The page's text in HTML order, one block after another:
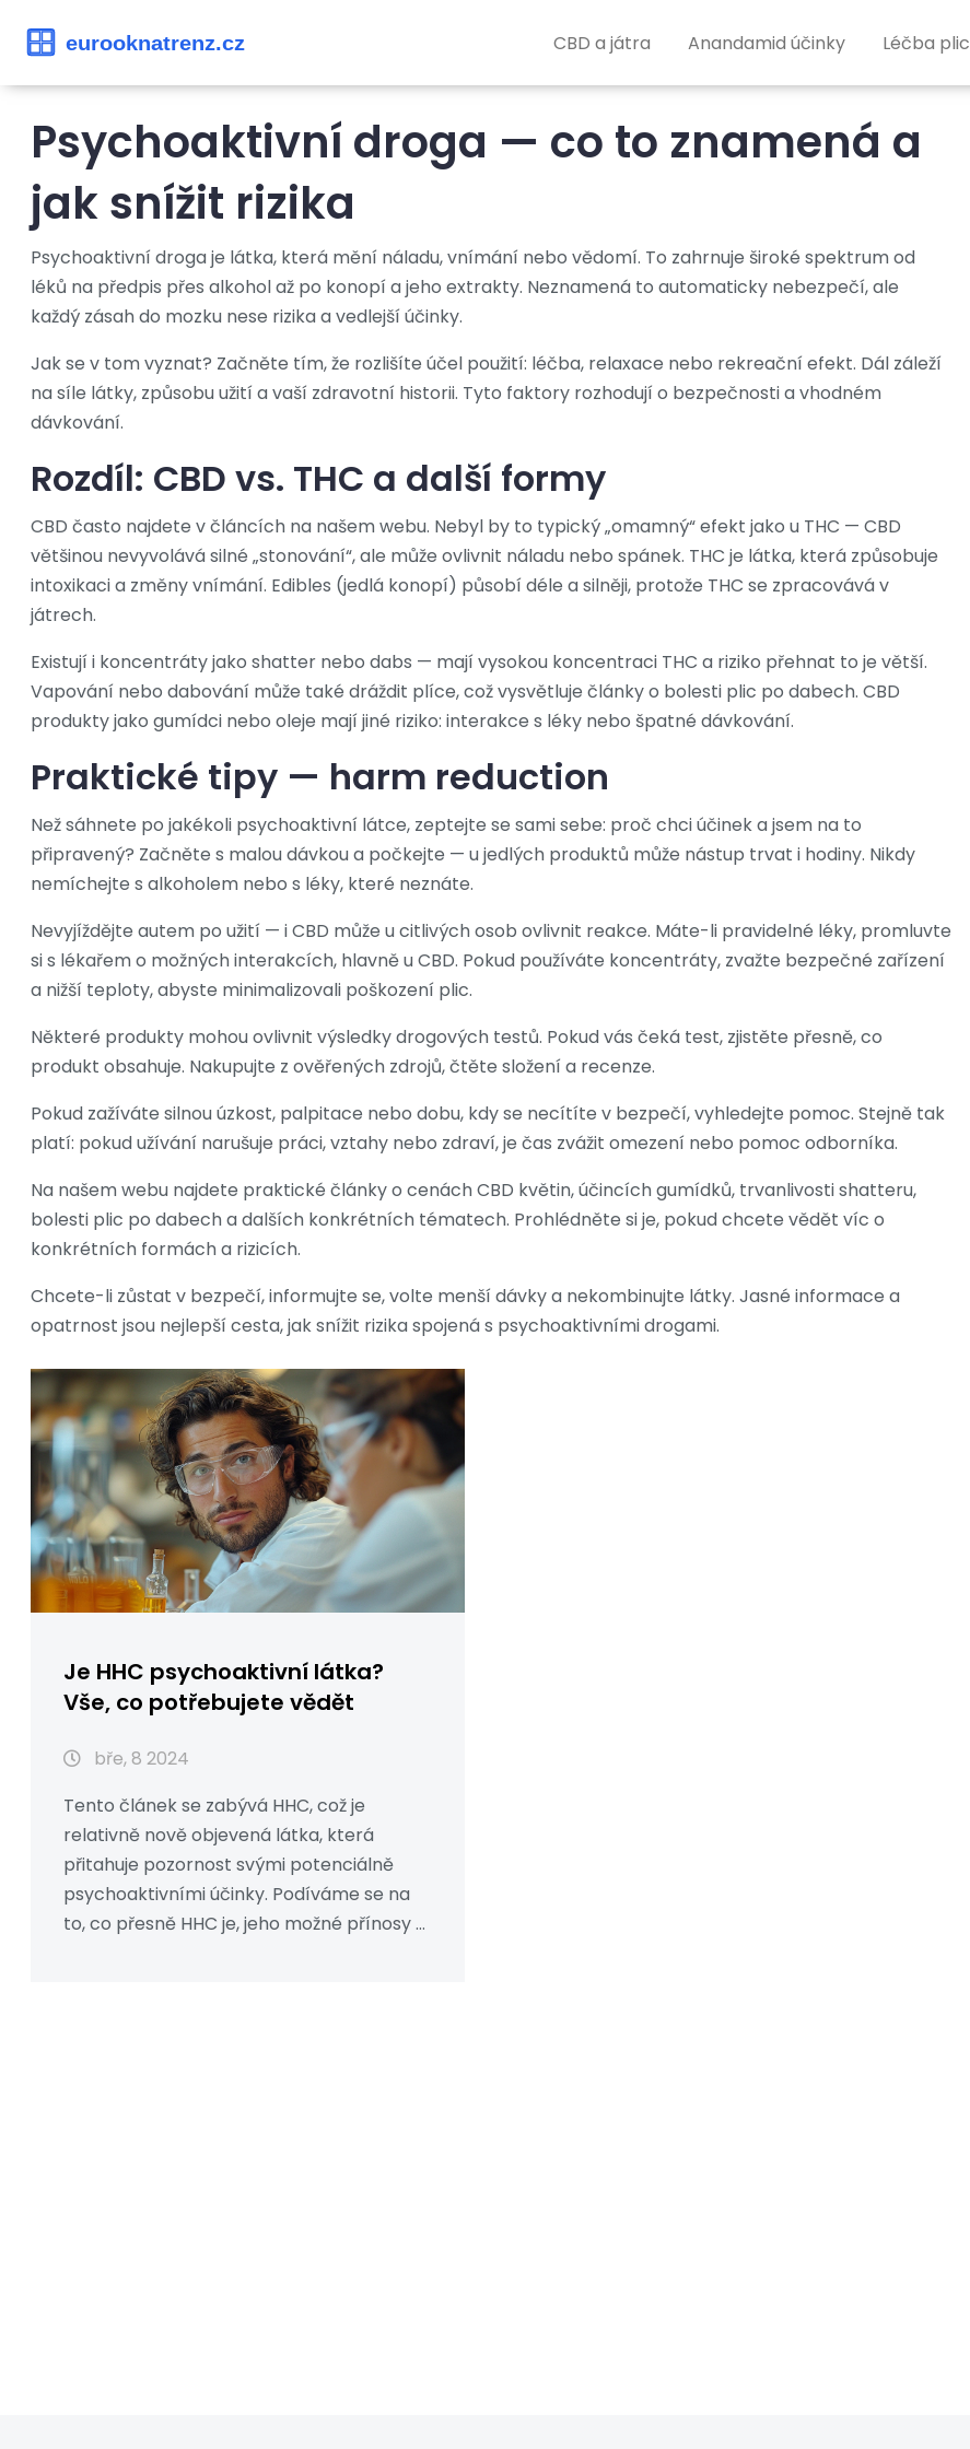
CBD a játra Anandamid účinky Léčba plic
Psychoaktivní droga — co to znamená a
jak snížit rizika
Psychoaktivní droga je látka, která mění náladu, vnímání nebo vědomí. To zahrnuje široké spektrum od
léků na předpis přes alkohol až po konopí a jeho extrakty. Neznamená to automaticky nebezpečí, ale
každý zásah do mozku nese rizika a vedlejší účinky.
Jak se v tom vyznat? Začněte tím, že rozlišíte účel použití: léčba, relaxace nebo rekreační efekt. Dál záleží
na síle látky, způsobu užití a vaší zdravotní historii. Tyto faktory rozhodují o bezpečnosti a vhodném
dávkování.
Rozdíl: CBD vs. THC a další formy
CBD často najdete v článcích na našem webu. Nebyl by to typický „omamný“ efekt jako u THC — CBD
většinou nevyvolává silné „stonování“, ale může ovlivnit náladu nebo spánek. THC je látka, která způsobuje
intoxikaci a změny vnímání. Edibles (jedlá konopí) působí déle a silněji, protože THC se zpracovává v
játrech.
Existují i koncentráty jako shatter nebo dabs — mají vysokou koncentraci THC a riziko přehnat to je větší.
Vapování nebo dabování může také dráždit plíce, což vysvětluje články o bolesti plic po dabech. CBD
produkty jako gumídci nebo oleje mají jiné riziko: interakce s léky nebo špatné dávkování.
Praktické tipy — harm reduction
Než sáhnete po jakékoli psychoaktivní látce, zeptejte se sami sebe: proč chci účinek a jsem na to
připravený? Začněte s malou dávkou a počkejte — u jedlých produktů může nástup trvat i hodiny. Nikdy
nemíchejte s alkoholem nebo s léky, které neznáte.
Nevyjíždějte autem po užití — i CBD může u citlivých osob ovlivnit reakce. Máte-li pravidelné léky, promluvte
si s lékařem o možných interakcích, hlavně u CBD. Pokud používáte koncentráty, zvažte bezpečné zařízení
a nižší teploty, abyste minimalizovali poškození plic.
Některé produkty mohou ovlivnit výsledky drogových testů. Pokud vás čeká test, zjistěte přesně, co
produkt obsahuje. Nakupujte z ověřených zdrojů, čtěte složení a recenze.
Pokud zažíváte silnou úzkost, palpitace nebo dobu, kdy se necítíte v bezpečí, vyhledejte pomoc. Stejně tak
platí: pokud užívání narušuje práci, vztahy nebo zdraví, je čas zvážit omezení nebo pomoc odborníka.
Na našem webu najdete praktické články o cenách CBD květin, účincích gumídků, trvanlivosti shatteru,
bolesti plic po dabech a dalších konkrétních tématech. Prohlédněte si je, pokud chcete vědět víc o
konkrétních formách a rizicích.
Chcete-li zůstat v bezpečí, informujte se, volte menší dávky a nekombinujte látky. Jasné informace a
opatrnost jsou nejlepší cesta, jak snížit rizika spojená s psychoaktivními drogami.
Je HHC psychoaktivní látka?
Vše, co potřebujete vědět
bře, 8 2024
Tento článek se zabývá HHC, což je
relativně nově objevená látka, která
přitahuje pozornost svými potenciálně
psychoaktivními účinky. Podíváme se na
to, co přesně HHC je, jeho možné přínosy a